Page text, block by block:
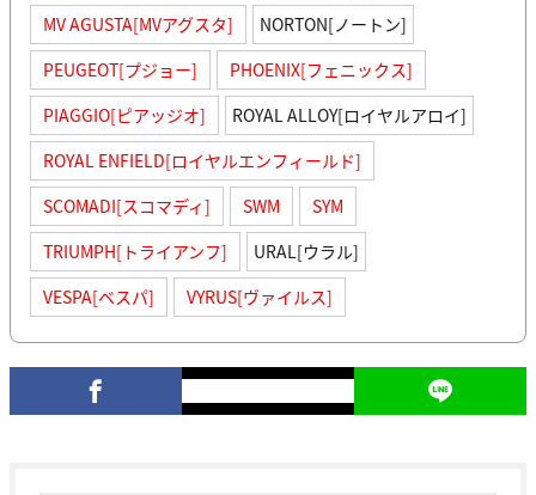
MV AGUSTA[MVアグスタ]
NORTON[ノートン]
PEUGEOT[プジョー]
PHOENIX[フェニックス]
PIAGGIO[ピアッジオ]
ROYAL ALLOY[ロイヤルアロイ]
ROYAL ENFIELD[ロイヤルエンフィールド]
SCOMADI[スコマディ]
SWM
SYM
TRIUMPH[トライアンフ]
URAL[ウラル]
VESPA[ベスパ]
VYRUS[ヴァイルス]